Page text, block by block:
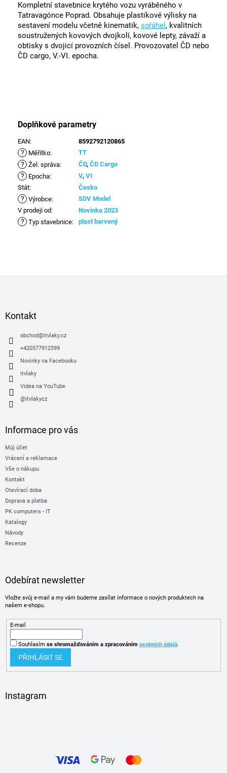
Kompletní stavebnice krytého vozu vyráběného v
Tatravagónce Poprad. Obsahuje plastikové výlisky na
sestavení modelu včetně kinematik, spřáhel , kvalitních
soustružených kovových dvojkolí, kovové lepty, závaží a
obtisky s dvojicí provozních čísel. Provozovatel ČD nebo
ČD cargo, V.-VI. epocha.
Doplňkové parametry
EAN: 8592792120865
? Měřítko: TT
? Žel. správa: ČD, ČD Cargo
? Epocha: V, VI
Stát: Česko
? Výrobce:
SDV Model
V prodeji od: Novinka 2023
? Typ stavebnice: plast barvený
Kontakt
obchod@itvlaky.cz
+420577912599
Novinky na Facebooku
itvlaky
Videa na YouTube
@itvlakycz
Informace pro vás
Můj účet
Vrácení a reklamace
Vše o nákupu
Kontakt
Otevírací doba
Doprava a platba
PK computers - IT
Katalogy
Návody
Recenze
Odebírat newsletter
Vložte svůj e-mail a my vám budeme zasílat informace o nových produktech na
našem e-shopu.
E-mail
Souhlasím se shromažďováním a zpracováním osobních údajů.
PŘIHLÁSIT SE
Instagram